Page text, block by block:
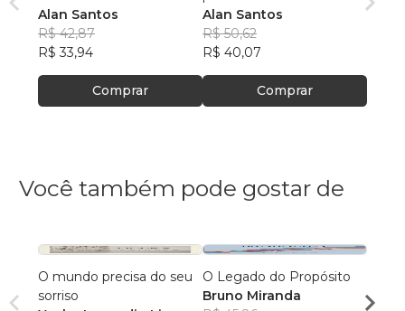
Alan Santos
R$ 42,87
R$ 33,94
Comprar
Alan Santos
R$ 50,62
R$ 40,07
Comprar
Você também pode gostar de
O mundo precisa do seu
sorriso
O Legado do Propósito
Bruno Miranda